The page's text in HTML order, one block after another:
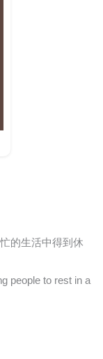
的生活中得到休
people to rest in a